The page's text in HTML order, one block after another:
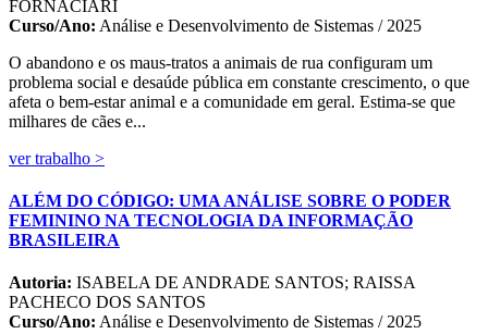
FORNACIARI
Curso/Ano: Análise e Desenvolvimento de Sistemas / 2025
O abandono e os maus-tratos a animais de rua configuram um
problema social e desaúde pública em constante crescimento, o que
afeta o bem-estar animal e a comunidade em geral. Estima-se que
milhares de cães e...
ver trabalho >
ALÉM DO CÓDIGO: UMA ANÁLISE SOBRE O PODER
FEMININO NA TECNOLOGIA DA INFORMAÇÃO
BRASILEIRA
Autoria: ISABELA DE ANDRADE SANTOS; RAISSA
PACHECO DOS SANTOS
Curso/Ano: Análise e Desenvolvimento de Sistemas / 2025